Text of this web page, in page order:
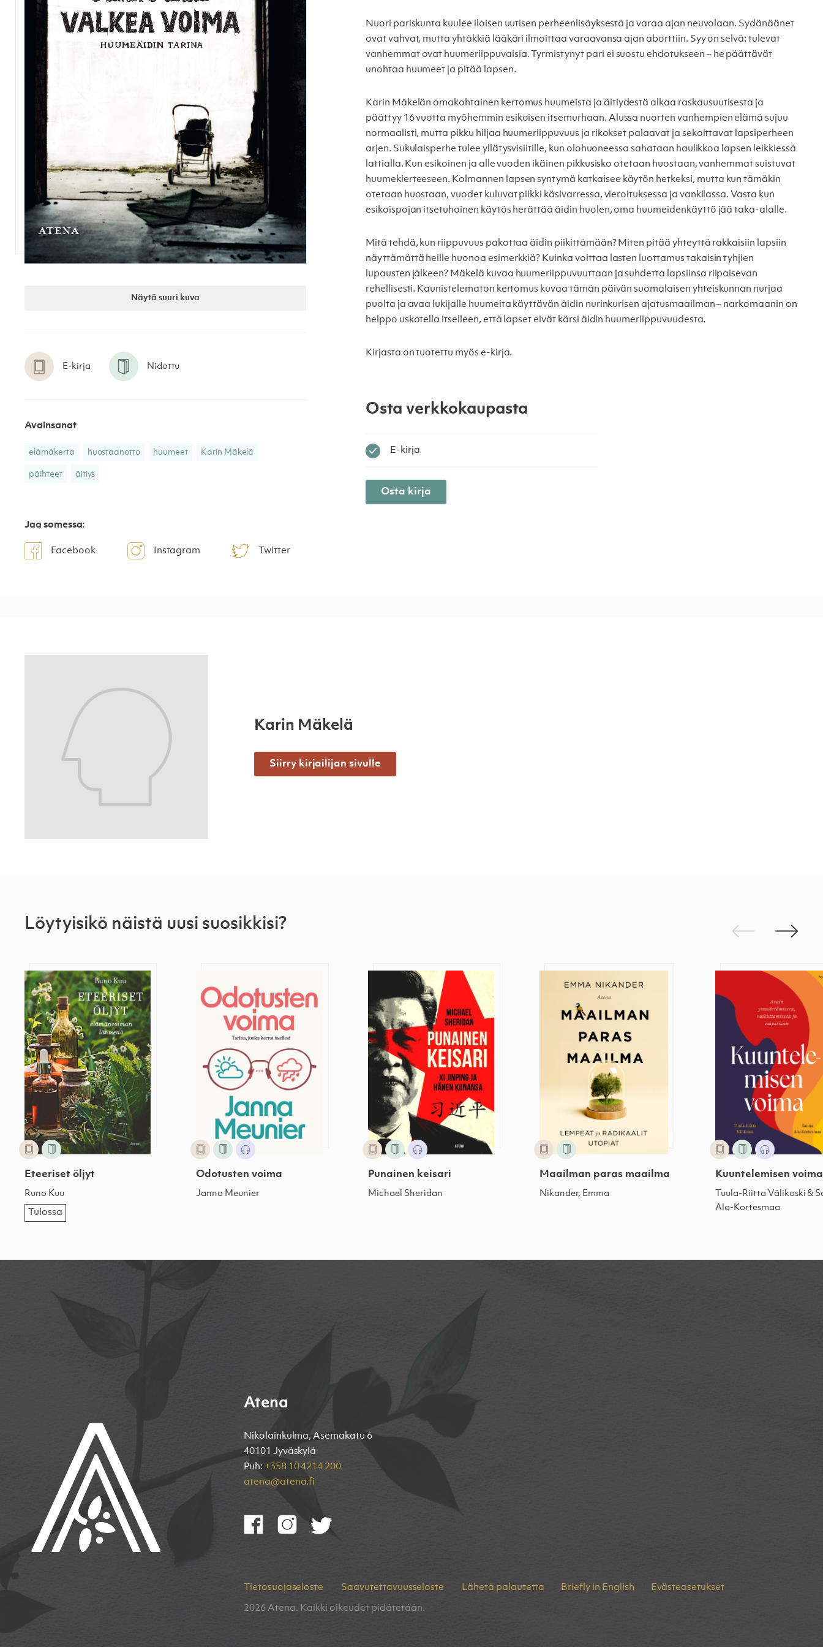
Näytä suuri kuva
E-kirja Nidottu
Avainsanat
elämäkerta huostaanotto huumeet Karin Mäkelä
päihteet äitiys
Jaa somessa:
Facebook Instagram Twitter
Nuori pariskunta kuulee iloisen uutisen perheenlisäyksestä ja varaa ajan neuvolaan. Sydänäänet
ovat vahvat, mutta yhtäkkiä lääkäri ilmoittaa varaavansa ajan aborttiin. Syy on selvä: tulevat
vanhemmat ovat huumeriippuvaisia. Tyrmistynyt pari ei suostu ehdotukseen – he päättävät
unohtaa huumeet ja pitää lapsen.
Karin Mäkelän omakohtainen kertomus huumeista ja äitiydestä alkaa raskausuutisesta ja
päättyy 16 vuotta myöhemmin esikoisen itsemurhaan. Alussa nuorten vanhempien elämä sujuu
normaalisti, mutta pikku hiljaa huumeriippuvuus ja rikokset palaavat ja sekoittavat lapsiperheen
arjen. Sukulaisperhe tulee yllätysvisiitille, kun olohuoneessa sahataan haulikkoa lapsen leikkiessä
lattialla. Kun esikoinen ja alle vuoden ikäinen pikkusisko otetaan huostaan, vanhemmat suistuvat
huumekierteeseen. Kolmannen lapsen syntymä katkaisee käytön hetkeksi, mutta kun tämäkin
otetaan huostaan, vuodet kuluvat piikki käsivarressa, vieroituksessa ja vankilassa. Vasta kun
esikoispojan itsetuhoinen käytös herättää äidin huolen, oma huumeidenkäyttö jää taka-alalle.
Mitä tehdä, kun riippuvuus pakottaa äidin piikittämään? Miten pitää yhteyttä rakkaisiin lapsiin
näyttämättä heille huonoa esimerkkiä? Kuinka voittaa lasten luottamus takaisin tyhjien
lupausten jälkeen? Mäkelä kuvaa huumeriippuvuuttaan ja suhdetta lapsiinsa riipaisevan
rehellisesti. Kaunistelematon kertomus kuvaa tämän päivän suomalaisen yhteiskunnan nurjaa
puolta ja avaa lukijalle huumeita käyttävän äidin nurinkurisen ajatusmaailman – narkomaanin on
helppo uskotella itselleen, että lapset eivät kärsi äidin huumeriippuvuudesta.
Kirjasta on tuotettu myös e-kirja.
Osta verkkokaupasta
E-kirja
Osta kirja
Karin Mäkelä
Siirry kirjailijan sivulle
Löytyisikö näistä uusi suosikkisi? EdellinenSeuraava
Eteeriset öljyt
Eteeriset öljyt
Runo Kuu
Tulossa
Odotusten voima
Janna Meunier
Punainen keisari
Punainen keisari
Michael Sheridan
Maailman paras maailma
Nikander, Emma
Kuuntelemisen
Kuuntelemisen voima
Tuula-Riitta Välikoski &
Ala-Kortesmaa
Atena
Nikolainkulma, Asemakatu 6
40101 Jyväskylä
Puh: +358 10 4214 200
atena@atena.fi
Tietosuojaseloste Saavutettavuusseloste Lähetä palautetta Briefly in English Evästeasetukset
2026 Atena. Kaikki oikeudet pidätetään.